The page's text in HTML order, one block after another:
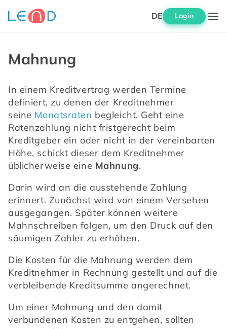
DE Login
Mahnung
In einem Kreditvertrag werden Termine
definiert, zu denen der Kreditnehmer
seine Monatsraten begleicht. Geht eine
Ratenzahlung nicht fristgerecht beim
Kreditgeber ein oder nicht in der vereinbarten
Höhe, schickt dieser dem Kreditnehmer
üblicherweise eine Mahnung.
Darin wird an die ausstehende Zahlung
erinnert. Zunächst wird von einem Versehen
ausgegangen. Später können weitere
Mahnschreiben folgen, um den Druck auf den
säumigen Zahler zu erhöhen.
Die Kosten für die Mahnung werden dem
Kreditnehmer in Rechnung gestellt und auf die
verbleibende Kreditsumme angerechnet.
Um einer Mahnung und den damit
verbundenen Kosten zu entgehen, sollten